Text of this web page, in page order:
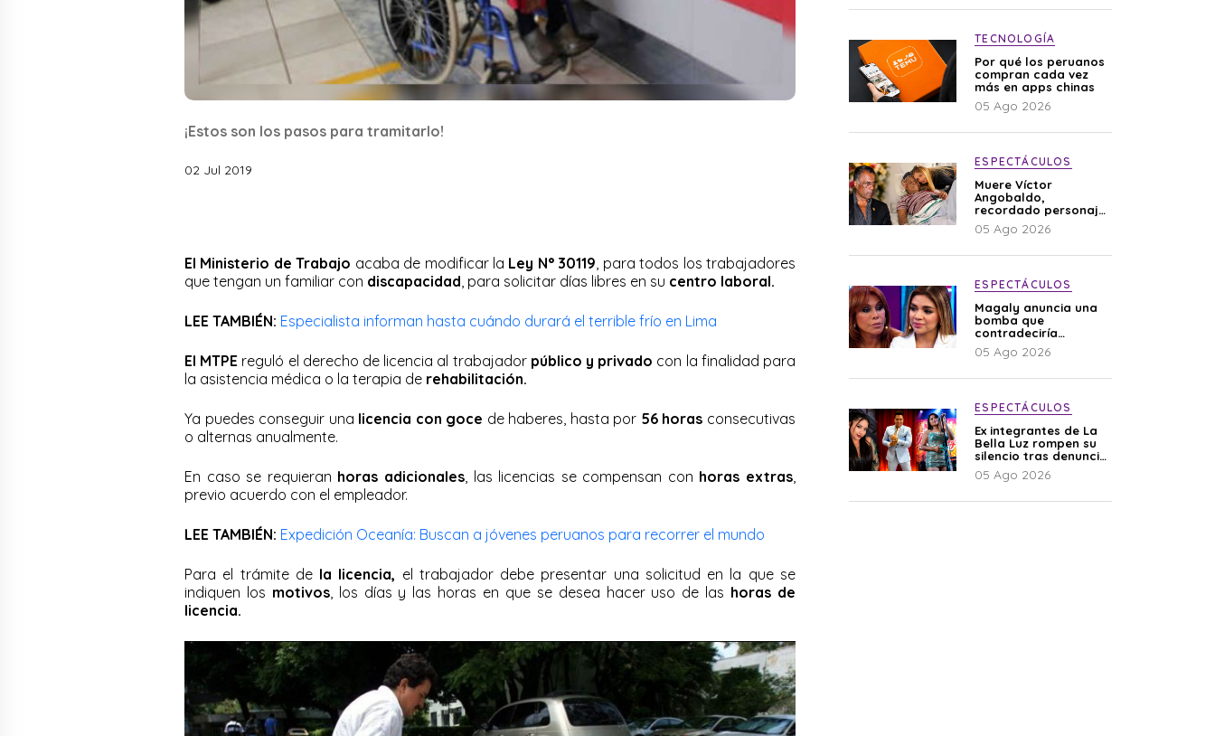
¡Estos son los pasos para tramitarlo!
02 Jul 2019
El Ministerio de Trabajo acaba de modificar la Ley N° 30119 , para todos los trabajadores
que tengan un familiar con discapacidad , para solicitar días libres en su centro laboral.
LEE TAMBIÉN: Especialista informan hasta cuándo durará el terrible frío en Lima
El MTPE reguló el derecho de licencia al trabajador público y privado con la finalidad para
la asistencia médica o la terapia de rehabilitación.
Ya puedes conseguir una licencia con goce de haberes, hasta por 56 horas consecutivas
o alternas anualmente.
En caso se requieran horas adicionales, las licencias se compensan con horas extras
previo acuerdo con el empleador.
LEE TAMBIÉN: Expedición Oceanía: Buscan a jóvenes peruanos para recorrer el mundo
Para el trámite dela licencia, el trabajador debe presentar una solicitud en la que se
indiquen los motivos, los días y las horas en que se desea hacer uso de las horas de
licencia.
TECNOLOGÍA
Por qué los peruanos
compran cada vez
más en apps chinas
05 Ago 2026
ESPECTÁCULOS
Muere Víctor
Angobaldo,
recordado personaje
de la farándula y
expareja de Shirley
05 Ago 2026
ESPECTÁCULOS
Magaly anuncia una
bomba que
contradeciría
comunicado de La
Bella Luz: “Hay un
05 Ago 2026
ESPECTÁCULOS
Ex integrantes de La
Bella Luz rompen su
silencio tras denuncia
de Naldy: “Todo el
mundo lo sabía”
05 Ago 2026